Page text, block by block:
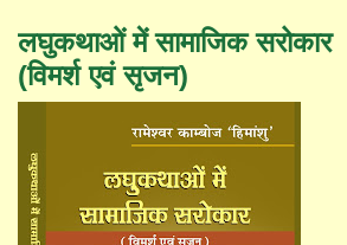
लघुकथाओं में सामाजिक सरोकार
(विमर्श एवं सृजन)